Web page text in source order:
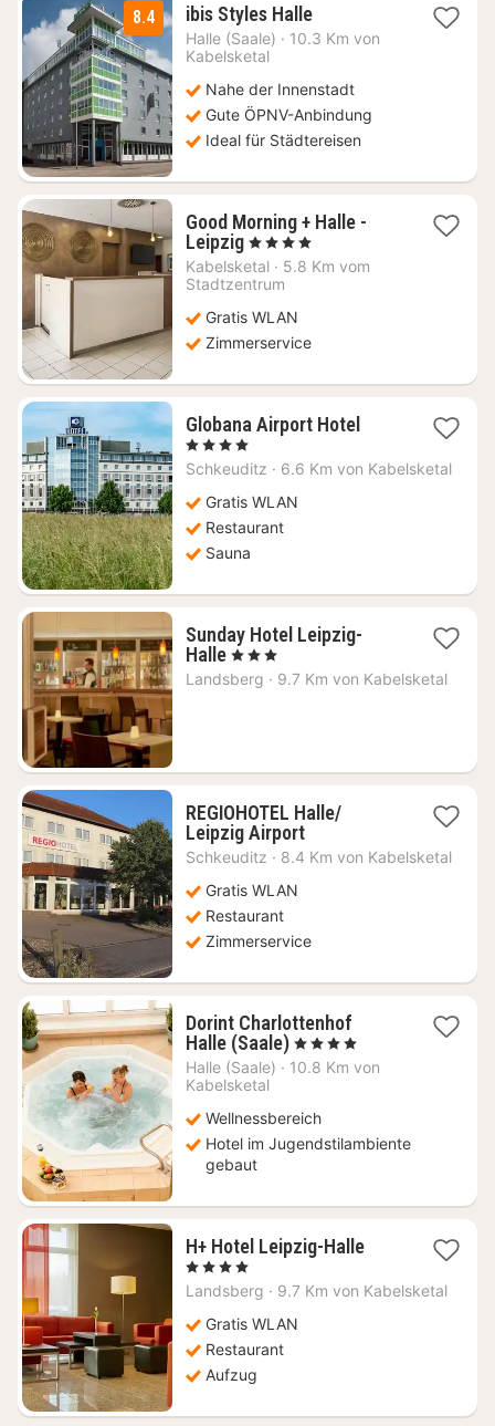
8.4 ibis Styles Halle2
Nächte
€
Halle (Saale) · 10.3 Km von
Kabelsketal
Nahe der Innenstadt
Gute ÖPNV-Anbindung
Ideal für Städtereisen
Good Morning + Halle -
Leipzig1
Nacht
ab
€
, 4 Sterne
Kabelsketal · 5.8 Km vom
Stadtzentrum
Gratis WLAN
Zimmerservice
Globana Airport Hotel1
ab
, 4 Sterne
Schkeuditz · 6.6 Km von Kabelsketal
Gratis WLAN
Restaurant
Sauna
Sunday Hotel Leipzig-
Halle1
Nacht
, 3 Sterne
Landsberg · 9.7 Km von Kabelsketal
REGIOHOTEL Halle/
Leipzig Airport1
Nacht
Schkeuditz · 8.4 Km von Kabelsketal
Gratis WLAN
Restaurant
Zimmerservice
Dorint Charlottenhof
Halle (Saale)1
Nacht
€
, 4 Sterne
Halle (Saale) · 10.8 Km von
Kabelsketal
Wellnessbereich
Hotel im Jugendstilambiente
gebaut
H+ Hotel Leipzig-Halle1
ab
, 4 Sterne
Landsberg · 9.7 Km von Kabelsketal
Gratis WLAN
Restaurant
Aufzug